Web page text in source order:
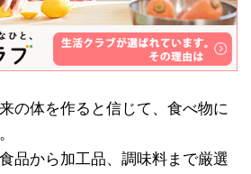
の体を作ると信じて、食べ物に
品から加工品、調味料まで厳選